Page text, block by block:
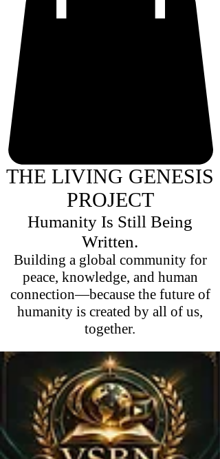
THE LIVING GENESIS
PROJECT
Humanity Is Still Being
Written.
Building a global community for
peace, knowledge, and human
connection—because the future of
humanity is created by all of us,
together.